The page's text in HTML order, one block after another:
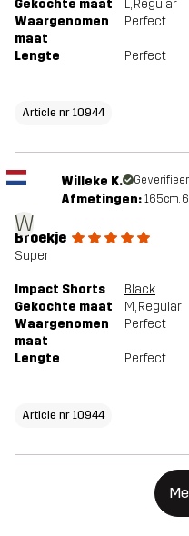
Gekochte maat
L, Regular
Waargenomen
maat
Perfect
Lengte Perfect
Article nr 10944
W
Willeke K.
Afmetingen: 165cm,
Broekje
Super
Impact Shorts
Black
Gekochte maat
M, Regular
Waargenomen
maat
Perfect
Lengte Perfect
Article nr 10944